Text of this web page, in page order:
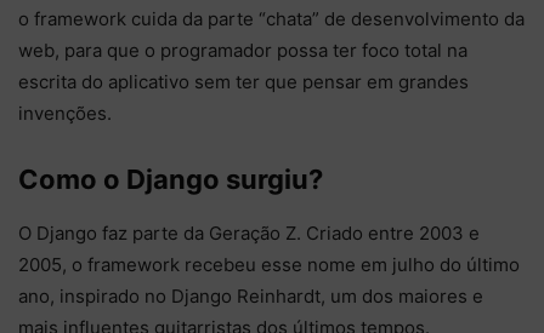
o framework cuida da parte “chata” de desenvolvimento da
web, para que o programador possa ter foco total na
escrita do aplicativo sem ter que pensar em grandes
invenções.
Como o Django surgiu?
O Django faz parte da Geração Z. Criado entre 2003 e
2005, o framework recebeu esse nome em julho do último
ano, inspirado no Django Reinhardt, um dos maiores e
mais influentes guitarristas dos últimos tempos.